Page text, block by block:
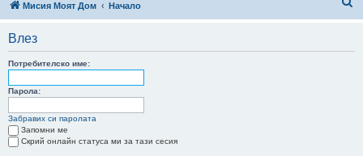
Мисия Моят Дом Начало
Влез
Потребителско име:
Парола:
Забравих си паролата
Запомни ме
Скрий онлайн статуса ми за тази сесия